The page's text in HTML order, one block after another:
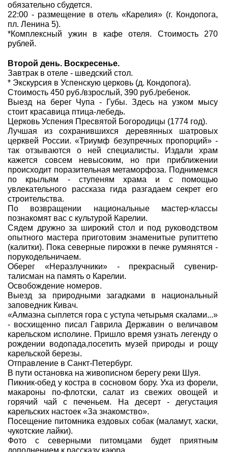
обязательно сбудется.
22:00 - размещение в отель «Карелия» (г. Кондопога,
пл. Ленина 5).
*Комплексный ужин в кафе отеля. Стоимость 270
рублей.
Второй день. Воскресенье.
Завтрак в отеле - шведский стол.
* Экскурсия в Успенскую церковь (д. Кондопога).
Стоимость 450 руб./взрослый, 390 руб./ребенок.
Выезд на берег Чупа - Губы. Здесь на узком мысу
стоит красавица птица-лебедь.
Церковь Успения Пресвятой Богородицы (1774 год).
Лучшая из сохранившихся деревянных шатровых
церквей России. «Триумф безупречных пропорций» -
так отзываются о ней специалисты. Издали храм
кажется совсем невысоким, но при приближении
происходит поразительная метаморфоза. Поднимемся
по крыльям - ступеням храма и с помощью
увлекательного рассказа гида разгадаем секрет его
строительства.
По возвращении национальные мастер-классы
познакомят вас с культурой Карелии.
Сядем дружно за широкий стол и под руководством
опытного мастера приготовим знаменитые рупиттетю
(калитки). Пока северные пирожки в печке румянятся -
порукодельничаем.
Оберег «Неразлучники» - прекрасный сувенир-
талисман на память о Карелии.
Освобождение номеров.
Выезд за природными загадками в национальный
заповедник Кивач.
«Алмазна сыплется гора с уступа четырьмя скалами...»
- восхищенно писал Гаврила Державин о величавом
карельском исполине. Пришло время узнать легенду о
рождении водопада,посетить музей природы и рощу
карельской березы.
Отправление в Санкт-Петербург.
В пути остановка на живописном берегу реки Шуя.
Пикник-обед у костра в сосновом бору. Уха из форели,
макароны по-флотски, салат из свежих овощей и
горячий чай с печеньем. На десерт - дегустация
карельских настоек «За знакомство».
Посещение питомника ездовых собак (маламут, хаски,
чукотские лайки).
Фото с северными питомцами будет приятным
дополнением к рассказу каюра.